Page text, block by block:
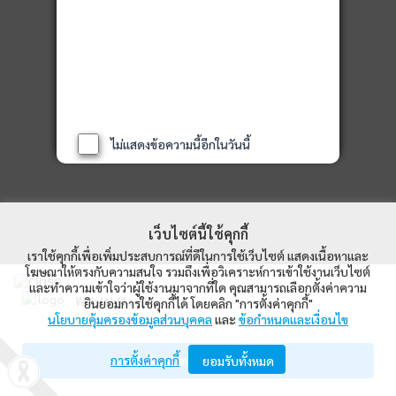
WealthMagik
Wealth Management System Limited
เปิดด้วยแอป WealthMagik
ไม่แสดงข้อความนี้อีกในวันนี้
เว็บไซต์นี้ใช้คุกกี้
เราใช้คุกกี้เพื่อเพิ่มประสบการณ์ที่ดีในการใช้เว็บไซต์ แสดงเนื้อหาและ
โฆษณาให้ตรงกับความสนใจ รวมถึงเพื่อวิเคราะห์การเข้าใช้งานเว็บไซต์
และทำความเข้าใจว่าผู้ใช้งานมาจากที่ใด คุณสามารถเลือกตั้งค่าความ
ยินยอมการใช้คุกกี้ได้ โดยคลิก "การตั้งค่าคุกกี้"
นโยบายคุ้มครองข้อมูลส่วนบุคคลและ ข้อกำหนดและเงื่อนไข
การตั้งค่าคุกกี้ ยอมรับทั้งหมด